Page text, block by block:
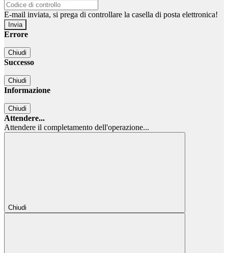
E-mail inviata, si prega di controllare la casella di posta elettronica!
Errore
Chiudi
Successo
Chiudi
Informazione
Chiudi
Attendere...
Attendere il completamento dell'operazione...
Chiudi